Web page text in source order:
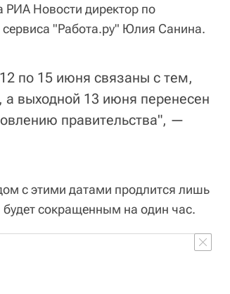
РИА Новости директор по
"Работа.ру" Юлия Санина.
по 15 июня связаны с тем,
выходной 13 июня перенесен
правительства", —
с этими датами продлится лишь
сокращенным на один час.